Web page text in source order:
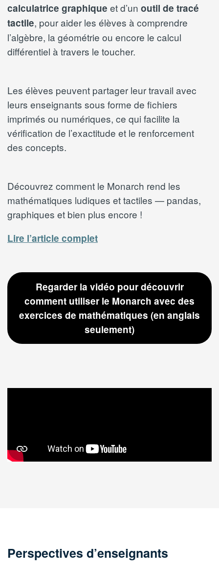
calculatrice graphique et d’un outil de tracé
tactile, pour aider les élèves à comprendre
l’algèbre, la géométrie ou encore le calcul
différentiel à travers le toucher.
Les élèves peuvent partager leur travail avec
leurs enseignants sous forme de fichiers
imprimés ou numériques, ce qui facilite la
vérification de l’exactitude et le renforcement
des concepts.
Découvrez comment le Monarch rend les
mathématiques ludiques et tactiles — pandas,
graphiques et bien plus encore !
Lire l’article complet
Regarder la vidéo pour découvrir
comment utiliser le Monarch avec des
exercices de mathématiques (en anglais
seulement)
Perspectives d’enseignants